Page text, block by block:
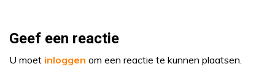
Geef een reactie
U moet inloggen om een reactie te kunnen plaatsen.